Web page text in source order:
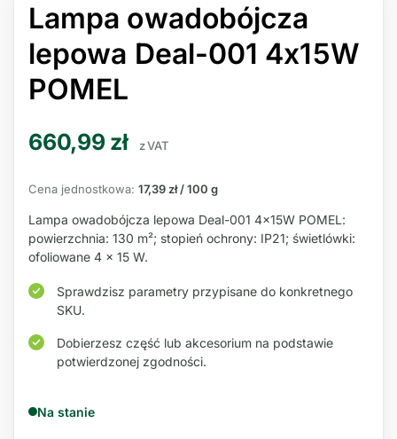
Lampa owadobójcza
lepowa Deal-001 4x15W
POMEL
660,99 zł z VAT
Cena jednostkowa: 17,39 zł / 100 g
Lampa owadobójcza lepowa Deal-001 4x15W POMEL:
powierzchnia: 130 m²; stopień ochrony: IP21; świetlówki:
ofoliowane 4 × 15 W.
Sprawdzisz parametry przypisane do konkretnego
SKU.
Dobierzesz część lub akcesorium na podstawie
potwierdzonej zgodności.
Na stanie